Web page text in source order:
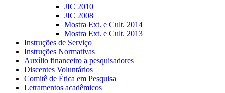
JIC 2010
JIC 2008
Mostra Ext. e Cult. 2014
Mostra Ext. e Cult. 2013
Instruções de Serviço
Instruções Normativas
Auxílio financeiro a pesquisadores
Discentes Voluntários
Comitê de Ética em Pesquisa
Letramentos acadêmicos